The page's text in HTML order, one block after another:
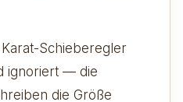
Schieberegler
ignoriert — die
die Größe